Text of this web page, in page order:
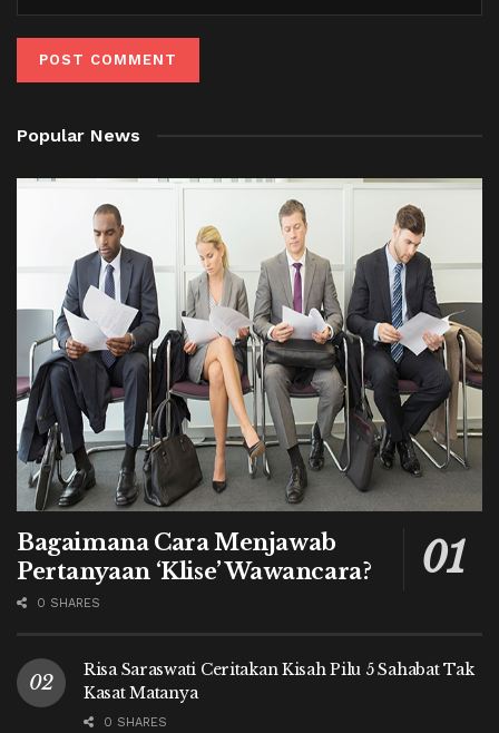
Popular News
Bagaimana Cara Menjawab
Pertanyaan ‘Klise’ Wawancara?
0 SHARES
Risa Saraswati Ceritakan Kisah Pilu 5 Sahabat Tak
Kasat Matanya
0 SHARES